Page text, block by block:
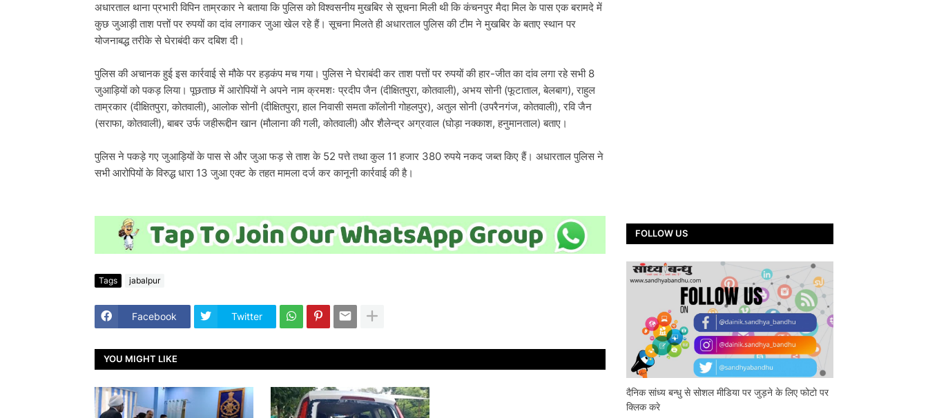
अधारताल थाना प्रभारी विपिन ताम्रकार ने बताया कि पुलिस को विश्वसनीय मुखबिर से सूचना मिली थी कि कंचनपुर मैदा मिल के पास एक बरामदे में
कुछ जुआड़ी ताश पत्तों पर रुपयों का दांव लगाकर जुआ खेल रहे हैं। सूचना मिलते ही अधारताल पुलिस की टीम ने मुखबिर के बताए स्थान पर
योजनाबद्ध तरीके से घेराबंदी कर दबिश दी।
पुलिस की अचानक हुई इस कार्रवाई से मौके पर हड़कंप मच गया। पुलिस ने घेराबंदी कर ताश पत्तों पर रुपयों की हार-जीत का दांव लगा रहे सभी 8
जुआड़ियों को पकड़ लिया। पूछताछ में आरोपियों ने अपने नाम क्रमशः प्रदीप जैन (दीक्षितपुरा, कोतवाली), अभय सोनी (फूटाताल, बेलबाग), राहुल
ताम्रकार (दीक्षितपुरा, कोतवाली), आलोक सोनी (दीक्षितपुरा, हाल निवासी समता कॉलोनी गोहलपुर), अतुल सोनी (उपरैनगंज, कोतवाली), रवि जैन
(सराफा, कोतवाली), बाबर उर्फ जहीरूद्दीन खान (मौलाना की गली, कोतवाली) और शैलेन्द्र अग्रवाल (घोड़ा नक्काश, हनुमानताल) बताए।
पुलिस ने पकड़े गए जुआड़ियों के पास से और जुआ फड़ से ताश के 52 पत्ते तथा कुल 11 हजार 380 रुपये नकद जब्त किए हैं। अधारताल पुलिस ने
सभी आरोपियों के विरुद्ध धारा 13 जुआ एक्ट के तहत मामला दर्ज कर कानूनी कार्रवाई की है।
Tags jabalpur
Facebook Twitter
YOU MIGHT LIKE
FOLLOW US
दैनिक सांध्य बन्धु से सोशल मीडिया पर जुड़ने के लिए फोटो पर
क्लिक करे